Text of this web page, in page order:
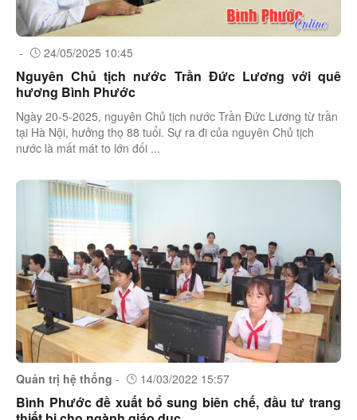
- 24/05/2025 10:45
Nguyên Chủ tịch nước Trần Đức Lương với quê
hương Bình Phước
Ngày 20-5-2025, nguyên Chủ tịch nước Trần Đức Lương từ trần
tại Hà Nội, hưởng thọ 88 tuổi. Sự ra đi của nguyên Chủ tịch
nước là mất mát to lớn đối ...
Quản trị hệ thống - 14/03/2022 15:57
Bình Phước đề xuất bổ sung biên chế, đầu tư trang